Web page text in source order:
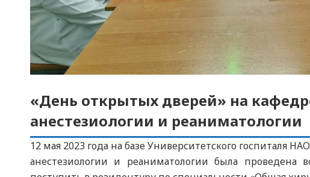
«День открытых дверей» на
анестезиологии и реаниматологии
12 мая 2023 года на базе Университетского госпиталя
анестезиологии и реаниматологии была